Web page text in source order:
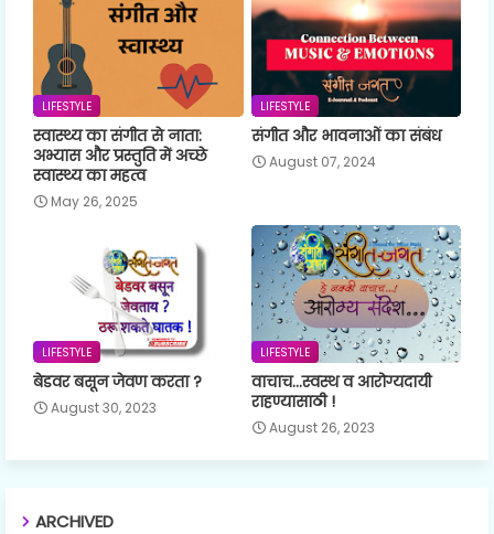
LIFESTYLE
स्वास्थ्य का संगीत से नाता:
अभ्यास और प्रस्तुति में अच्छे
स्वास्थ्य का महत्व
May 26, 2025
LIFESTYLE
संगीत और भावनाओं का संबंध
August 07, 2024
LIFESTYLE
बेडवर बसून जेवण करता ?
August 30, 2023
LIFESTYLE
वाचाच...स्वस्थ व आरोग्यदायी
राहण्यासाठी !
August 26, 2023
ARCHIVED